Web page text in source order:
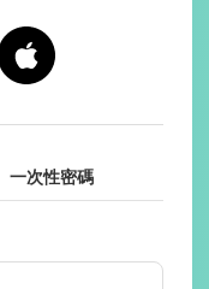
一次性密碼